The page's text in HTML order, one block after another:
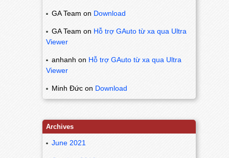
GA Team on Download
GA Team on Hỗ trợ GAuto từ xa qua Ultra
Viewer
anhanh on Hỗ trợ GAuto từ xa qua Ultra
Viewer
Minh Đức on Download
Archives
June 2021